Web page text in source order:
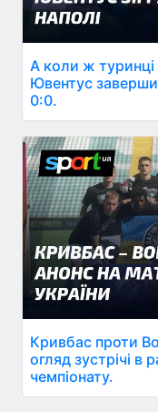
А коли ж туринці
Ювентус
0:0.
Кривбас проти
огляд зустрічі в
чемпіонату.